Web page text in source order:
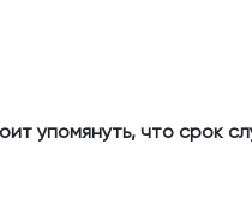
упомянуть, что срок